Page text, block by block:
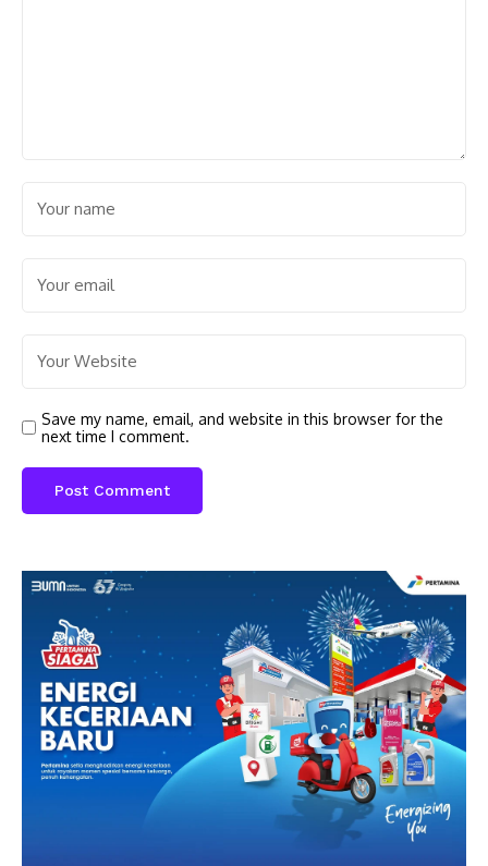
Save my name, email, and website in this browser for the
next time I comment.